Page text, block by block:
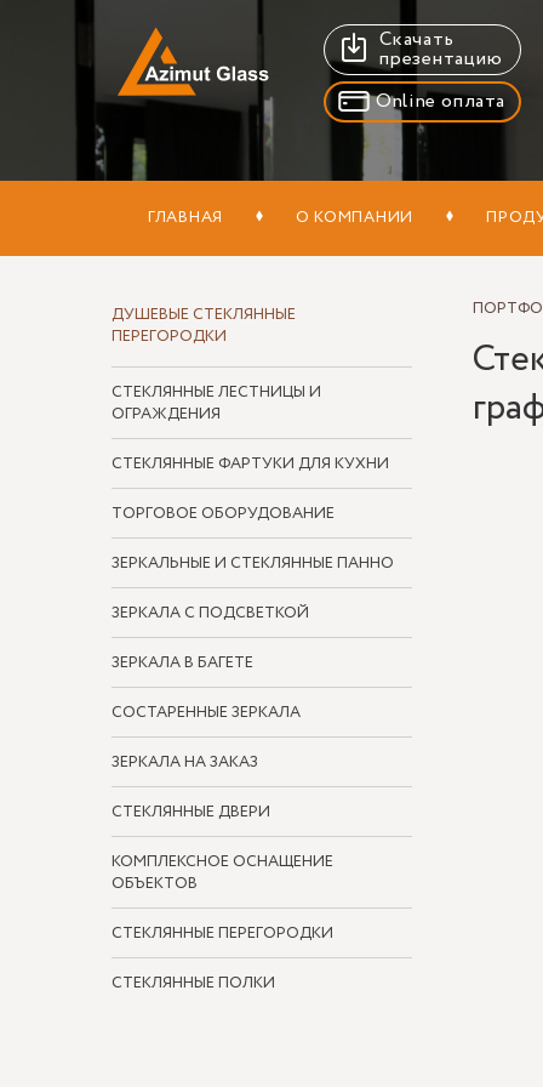
Скачать
презентацию
Online оплата
ГЛАВНАЯ О КОМПАНИИ
ДУШЕВЫЕ СТЕКЛЯННЫЕ
ПЕРЕГОРОДКИ
СТЕКЛЯННЫЕ ЛЕСТНИЦЫ И
ОГРАЖДЕНИЯ
СТЕКЛЯННЫЕ ФАРТУКИ ДЛЯ КУХНИ
ТОРГОВОЕ ОБОРУДОВАНИЕ
ЗЕРКАЛЬНЫЕ И СТЕКЛЯННЫЕ ПАННО
ЗЕРКАЛА С ПОДСВЕТКОЙ
ЗЕРКАЛА В БАГЕТЕ
СОСТАРЕННЫЕ ЗЕРКАЛА
ЗЕРКАЛА НА ЗАКАЗ
СТЕКЛЯННЫЕ ДВЕРИ
КОМПЛЕКСНОЕ ОСНАЩЕНИЕ
ОБЪЕКТОВ
СТЕКЛЯННЫЕ ПЕРЕГОРОДКИ
СТЕКЛЯННЫЕ ПОЛКИ